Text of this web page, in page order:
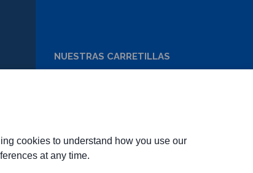
NUESTRAS CARRETILLAS
MINORISTAS
cookies to understand how you use our
at any time.